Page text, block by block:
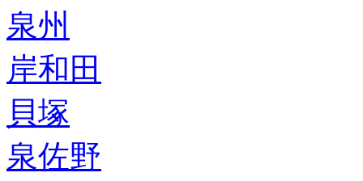
泉州
岸和田
貝塚
泉佐野